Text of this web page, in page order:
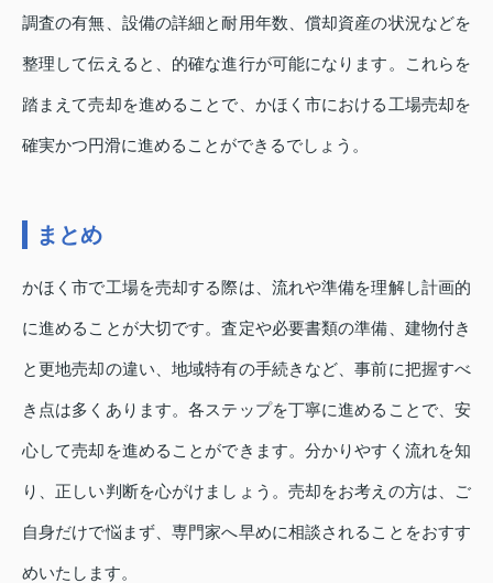
調査の有無、設備の詳細と耐用年数、償却資産の状況などを
整理して伝えると、的確な進行が可能になります。これらを
踏まえて売却を進めることで、かほく市における工場売却を
確実かつ円滑に進めることができるでしょう。
まとめ
かほく市で工場を売却する際は、流れや準備を理解し計画的
に進めることが大切です。査定や必要書類の準備、建物付き
と更地売却の違い、地域特有の手続きなど、事前に把握すべ
き点は多くあります。各ステップを丁寧に進めることで、安
心して売却を進めることができます。分かりやすく流れを知
り、正しい判断を心がけましょう。売却をお考えの方は、ご
自身だけで悩まず、専門家へ早めに相談されることをおすす
めいたします。